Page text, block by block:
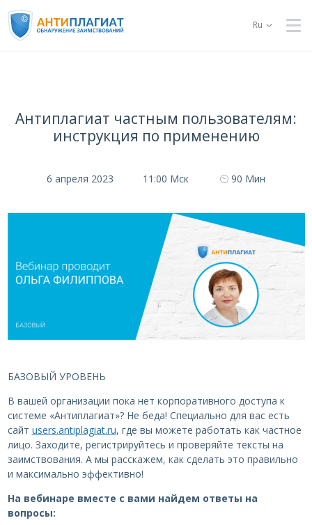
Ru
Антиплагиат частным пользователям:
инструкция по применению
6 апреля 2023 11:00 Мск 90 Мин
БАЗОВЫЙ УРОВЕНЬ
В вашей организации пока нет корпоративного доступа к
системе «Антиплагиат»? Не беда! Специально для вас есть
сайт users.antiplagiat.ru, где вы можете работать как частное
лицо. Заходите, регистрируйтесь и проверяйте тексты на
заимствования. А мы расскажем, как сделать это правильно
и максимально эффективно!
На вебинаре вместе с вами найдем ответы на
вопросы: